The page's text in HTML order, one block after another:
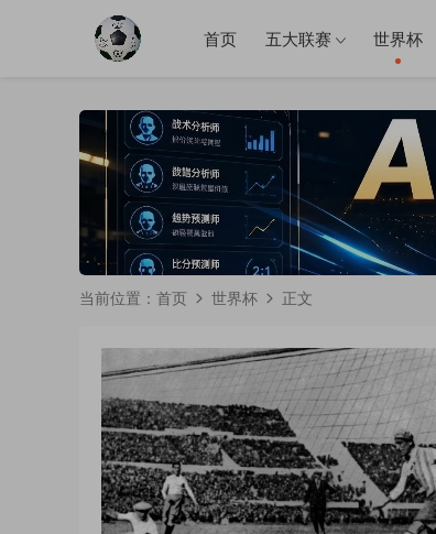
首页 五大联赛 世界杯
当前位置： 首页 世界杯 正文